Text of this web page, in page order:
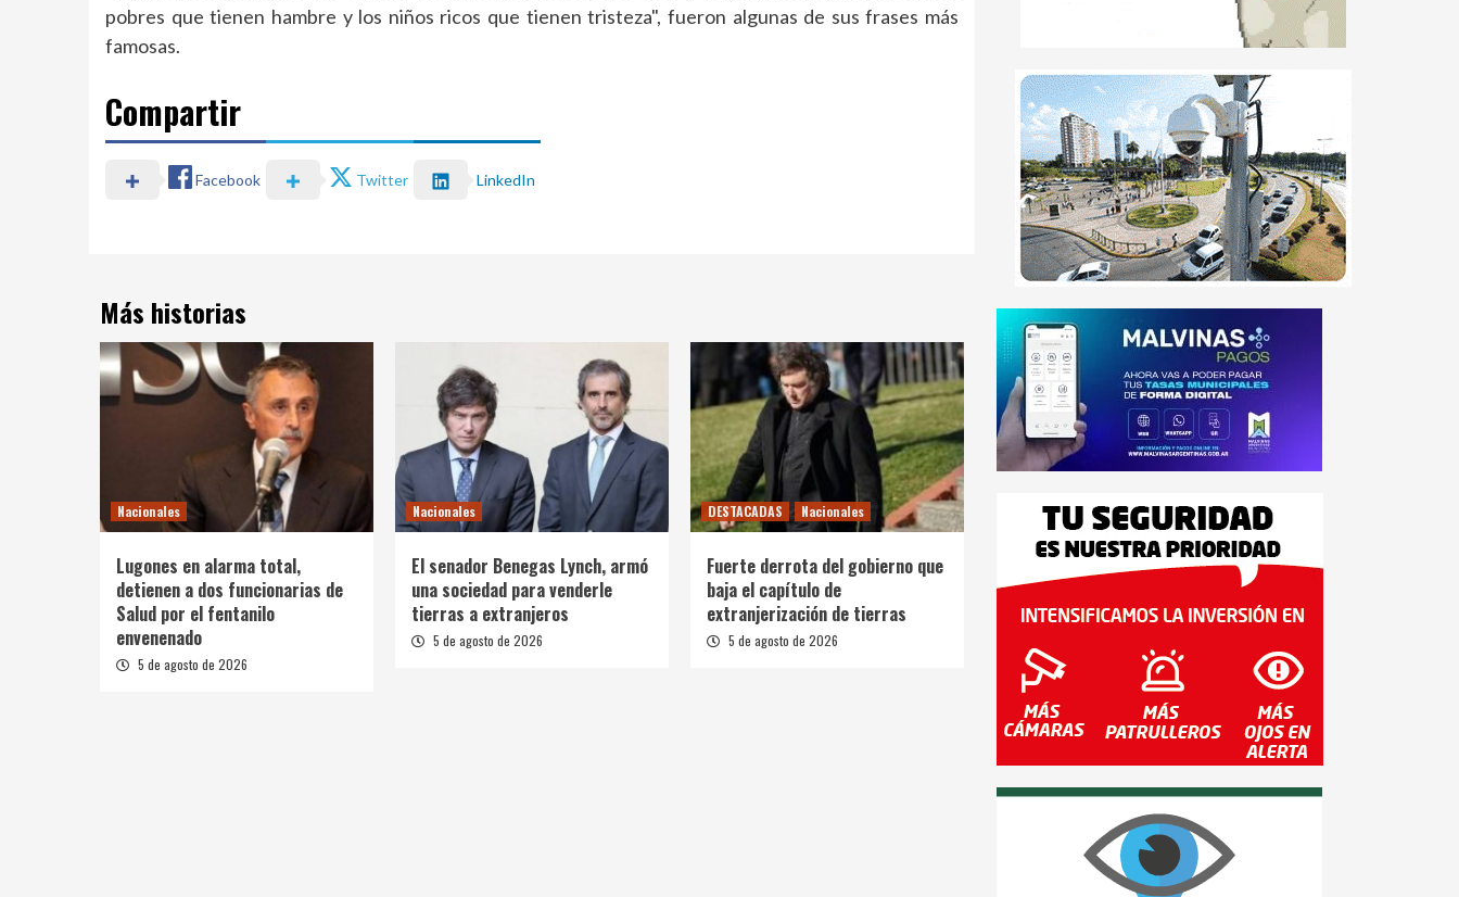
pobres que tienen hambre y los niños ricos que tienen tristeza", fueron algunas de sus frases más
famosas.
Compartir
Facebook Twitter LinkedIn
Más historias
Nacionales
Lugones en alarma total,
detienen a dos funcionarias de
Salud por el fentanilo
envenenado
5 de agosto de 2026
Nacionales
El senador Benegas Lynch, armó
una sociedad para venderle
tierras a extranjeros
5 de agosto de 2026
DESTACADAS Nacionales
Fuerte derrota del gobierno que
baja el capítulo de
extranjerización de tierras
5 de agosto de 2026